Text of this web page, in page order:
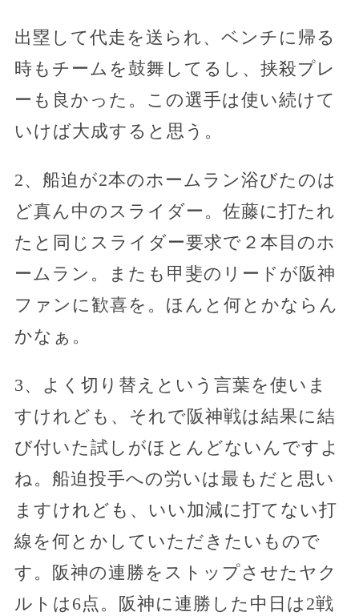
出塁して代走を送られ、ベンチに帰る
時もチームを鼓舞してるし、挟殺プレ
ーも良かった。この選手は使い続けて
いけば大成すると思う。
2、船迫が2本のホームラン浴びたのは
ど真ん中のスライダー。佐藤に打たれ
たと同じスライダー要求で２本目のホ
ームラン。またも甲斐のリードが阪神
ファンに歓喜を。ほんと何とかならん
かなぁ。
3、よく切り替えという言葉を使いま
すけれども、それで阪神戦は結果に結
び付いた試しがほとんどないんですよ
ね。船迫投手への労いは最もだと思い
ますけれども、いい加減に打てない打
線を何とかしていただきたいもので
す。阪神の連勝をストップさせたヤク
ルトは6点。阪神に連勝した中日は2戦